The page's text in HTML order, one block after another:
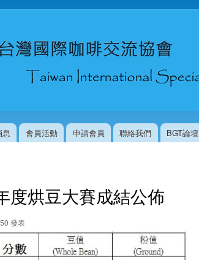
移
內
息 會員活動 申請會員 聯絡我們 BGT論壇
度烘豆大賽成結公佈
發表